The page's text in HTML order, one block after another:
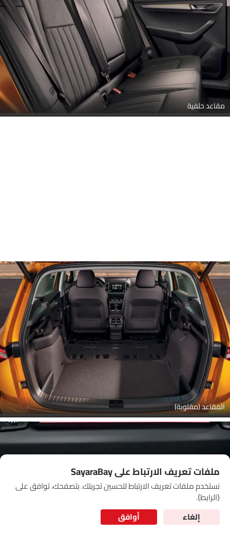
مقاعد خلفية
المقاعد (مقلوبة)
ملفات تعريف الارتباط على SayaraBay
نستخدم ملفات تعريف الارتباط لتحسين تجربتك. بتصفحك، توافق على
{الرابط}.
إلغاء
أوافق
for Better Experience & Regular updates
I have read and agree to the شروط الاستخدام سياسة الخصوصية of Cardekho
SEA
Link Your Google Account
Link Your Facebook Account